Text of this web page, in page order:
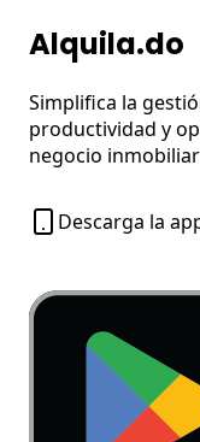
Alquila.do
Simplifica la
productividad y
negocio
Descarga la